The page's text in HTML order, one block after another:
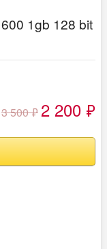
600 1gb 128 bit
3 500₽ 2 200 ₽